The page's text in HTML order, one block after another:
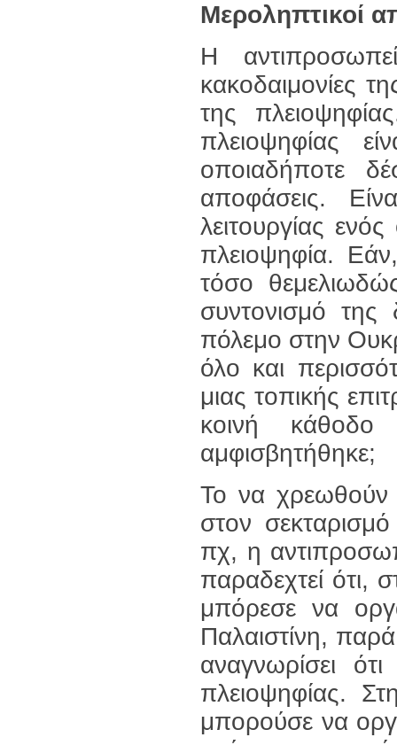
Μεροληπτικοί
Η
κακοδαιμονίες
της
πλειοψηφίας
οποιαδήποτε
αποφάσεις.
λειτουργίας
πλειοψηφία.
τόσο
συντονισμό
πόλεμο στην
όλο και
μιας τοπικής
κοινή
αμφισβητήθηκε;
Το να
στον
πχ, η
παραδεχτεί ότι,
μπόρεσε να
Παλαιστίνη,
αναγνωρίσει
πλειοψηφίας.
μπορούσε να